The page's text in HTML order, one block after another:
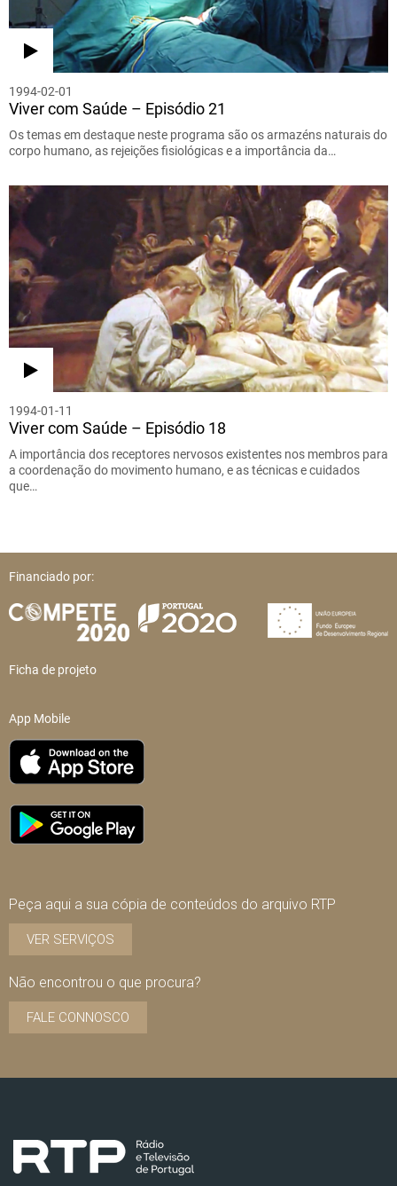
1994-02-01
Viver com Saúde – Episódio 21
Os temas em destaque neste programa são os armazéns naturais do
corpo humano, as rejeições fisiológicas e a importância da…
1994-01-11
Viver com Saúde – Episódio 18
A importância dos receptores nervosos existentes nos membros para
a coordenação do movimento humano, e as técnicas e cuidados
que…
Financiado por:
Ficha de projeto
App Mobile
Peça aqui a sua cópia de conteúdos do arquivo RTP
VER SERVIÇOS
Não encontrou o que procura?
FALE CONNOSCO